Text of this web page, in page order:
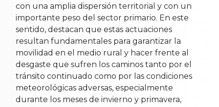
con una amplia dispersión territorial y con un
importante peso del sector primario. En este
sentido, destacan que estas actuaciones
resultan fundamentales para garantizar la
movilidad en el medio rural y hacer frente al
desgaste que sufren los caminos tanto por el
tránsito continuado como por las condiciones
meteorológicas adversas, especialmente
durante los meses de invierno y primavera,